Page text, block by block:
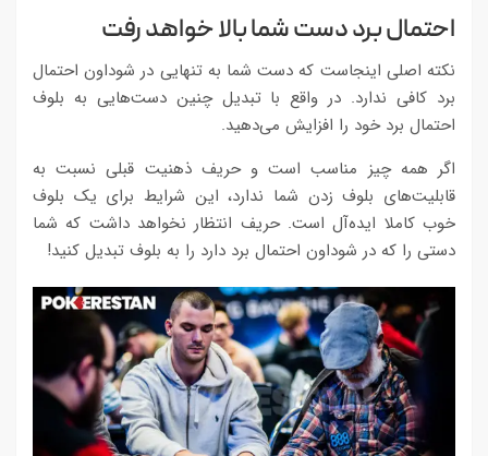
احتمال برد دست شما بالا خواهد رفت
نکته اصلی اینجاست که دست شما به تنهایی در شوداون احتمال
برد کافی ندارد. در واقع با تبدیل چنین دست‌هایی به بلوف
احتمال برد خود را افزایش می‌دهید.
اگر همه چیز مناسب است و حریف ذهنیت قبلی نسبت به
قابلیت‌های بلوف زدن شما ندارد، این شرایط برای یک بلوف
خوب کاملا ایده‌آل است. حریف انتظار نخواهد داشت که شما
دستی را که در شوداون احتمال برد دارد را به بلوف تبدیل کنید!